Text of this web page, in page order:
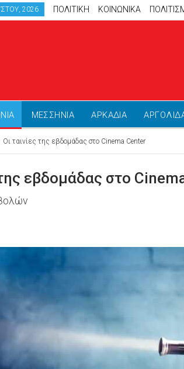
2026 ΠΟΛΙΤΙΚΗ ΚΟΙΝΩΝΙΚΑ
ΜΕΣΣΗΝΙΑ ΑΡΚΑΔΙΑ
Οι ταινίες της εβδομάδας στο Cinema Center
εβδομάδας στο